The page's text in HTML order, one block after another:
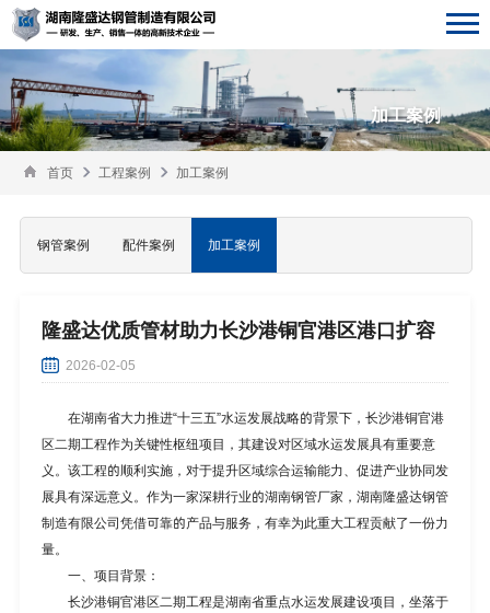
加工案例
首页 工程案例 加工案例
钢管案例 配件案例 加工案例
隆盛达优质管材助力长沙港铜官港区港口扩容
2026-02-05
在湖南省大力推进“十三五”水运发展战略的背景下，长沙港铜官港
区二期工程作为关键性枢纽项目，其建设对区域水运发展具有重要意
义。该工程的顺利实施，对于提升区域综合运输能力、促进产业协同发
展具有深远意义。作为一家深耕行业的湖南钢管厂家 ，湖南隆盛达钢管
制造有限公司凭借可靠的产品与服务，有幸为此重大工程贡献了一份力
量。
一、项目背景：
长沙港铜官港区二期工程是湖南省重点水运发展建设项目，坐落于